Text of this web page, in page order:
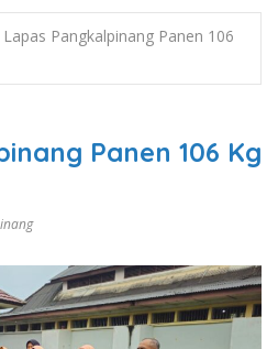
Lapas Pangkalpinang Panen 106
Panen 106 Kg